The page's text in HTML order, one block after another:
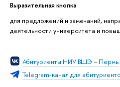
Выразительная кнопка
для предложений и замечаний,
деятельности университета и
Абитуриенты НИУ ВШЭ – Пермь
Telegram-канал для